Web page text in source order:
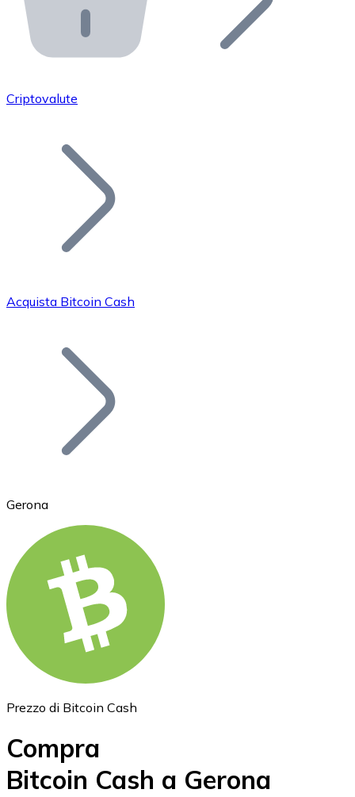
API Bitnovo
Integra la nostra API nel tuo ecosistema.
Unisciti alla nostra rete di rivenditori e
Aggiungi il token del tuo progetto al nostro servizio di
Bitcoin
Ethereum
Criptovalute
Acquista Bitcoin Cash
Gerona
Prezzo di Bitcoin Cash
Compra
Bitcoin Cash a Gerona